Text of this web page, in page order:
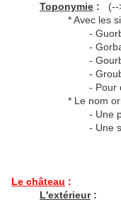
Toponymie : (--
* Avec les
-
-
-
-
- Pour
* Le nom
- Une
- Une
Le château :
L'extérieur: